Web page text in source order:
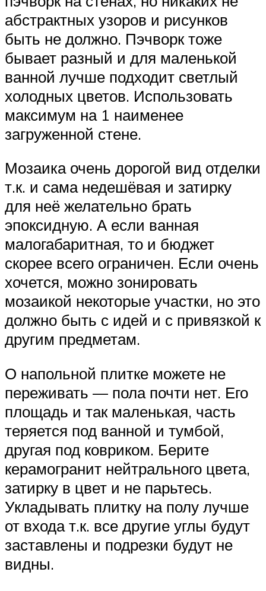
абстрактных узоров и рисунков
быть не должно. Пэчворк тоже
бывает разный и для маленькой
ванной лучше подходит светлый
холодных цветов. Использовать
максимум на 1 наименее
загруженной стене.
Мозаика очень дорогой вид отделки
т.к. и сама недешёвая и затирку
для неё желательно брать
эпоксидную. А если ванная
малогабаритная, то и бюджет
скорее всего ограничен. Если очень
хочется, можно зонировать
мозаикой некоторые участки, но это
должно быть с идей и с привязкой к
другим предметам.
О напольной плитке можете не
переживать — пола почти нет. Его
площадь и так маленькая, часть
теряется под ванной и тумбой,
другая под ковриком. Берите
керамогранит нейтрального цвета,
затирку в цвет и не парьтесь.
Укладывать плитку на полу лучше
от входа т.к. все другие углы будут
заставлены и подрезки будут не
видны.